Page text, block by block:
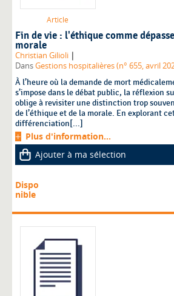
Article
Fin de vie : l'éthique comme
morale
Christian Gilioli |
DansGestions hospitalières (n° 655, avril
À l’heure où la demande de mort
s’impose dans le débat public, la réflexion
oblige à revisiter une distinction trop
de l’éthique et de la morale. En explorant
différenciation[...]
Plus d'information...
Ajouter à ma sélection
Dispo
nible